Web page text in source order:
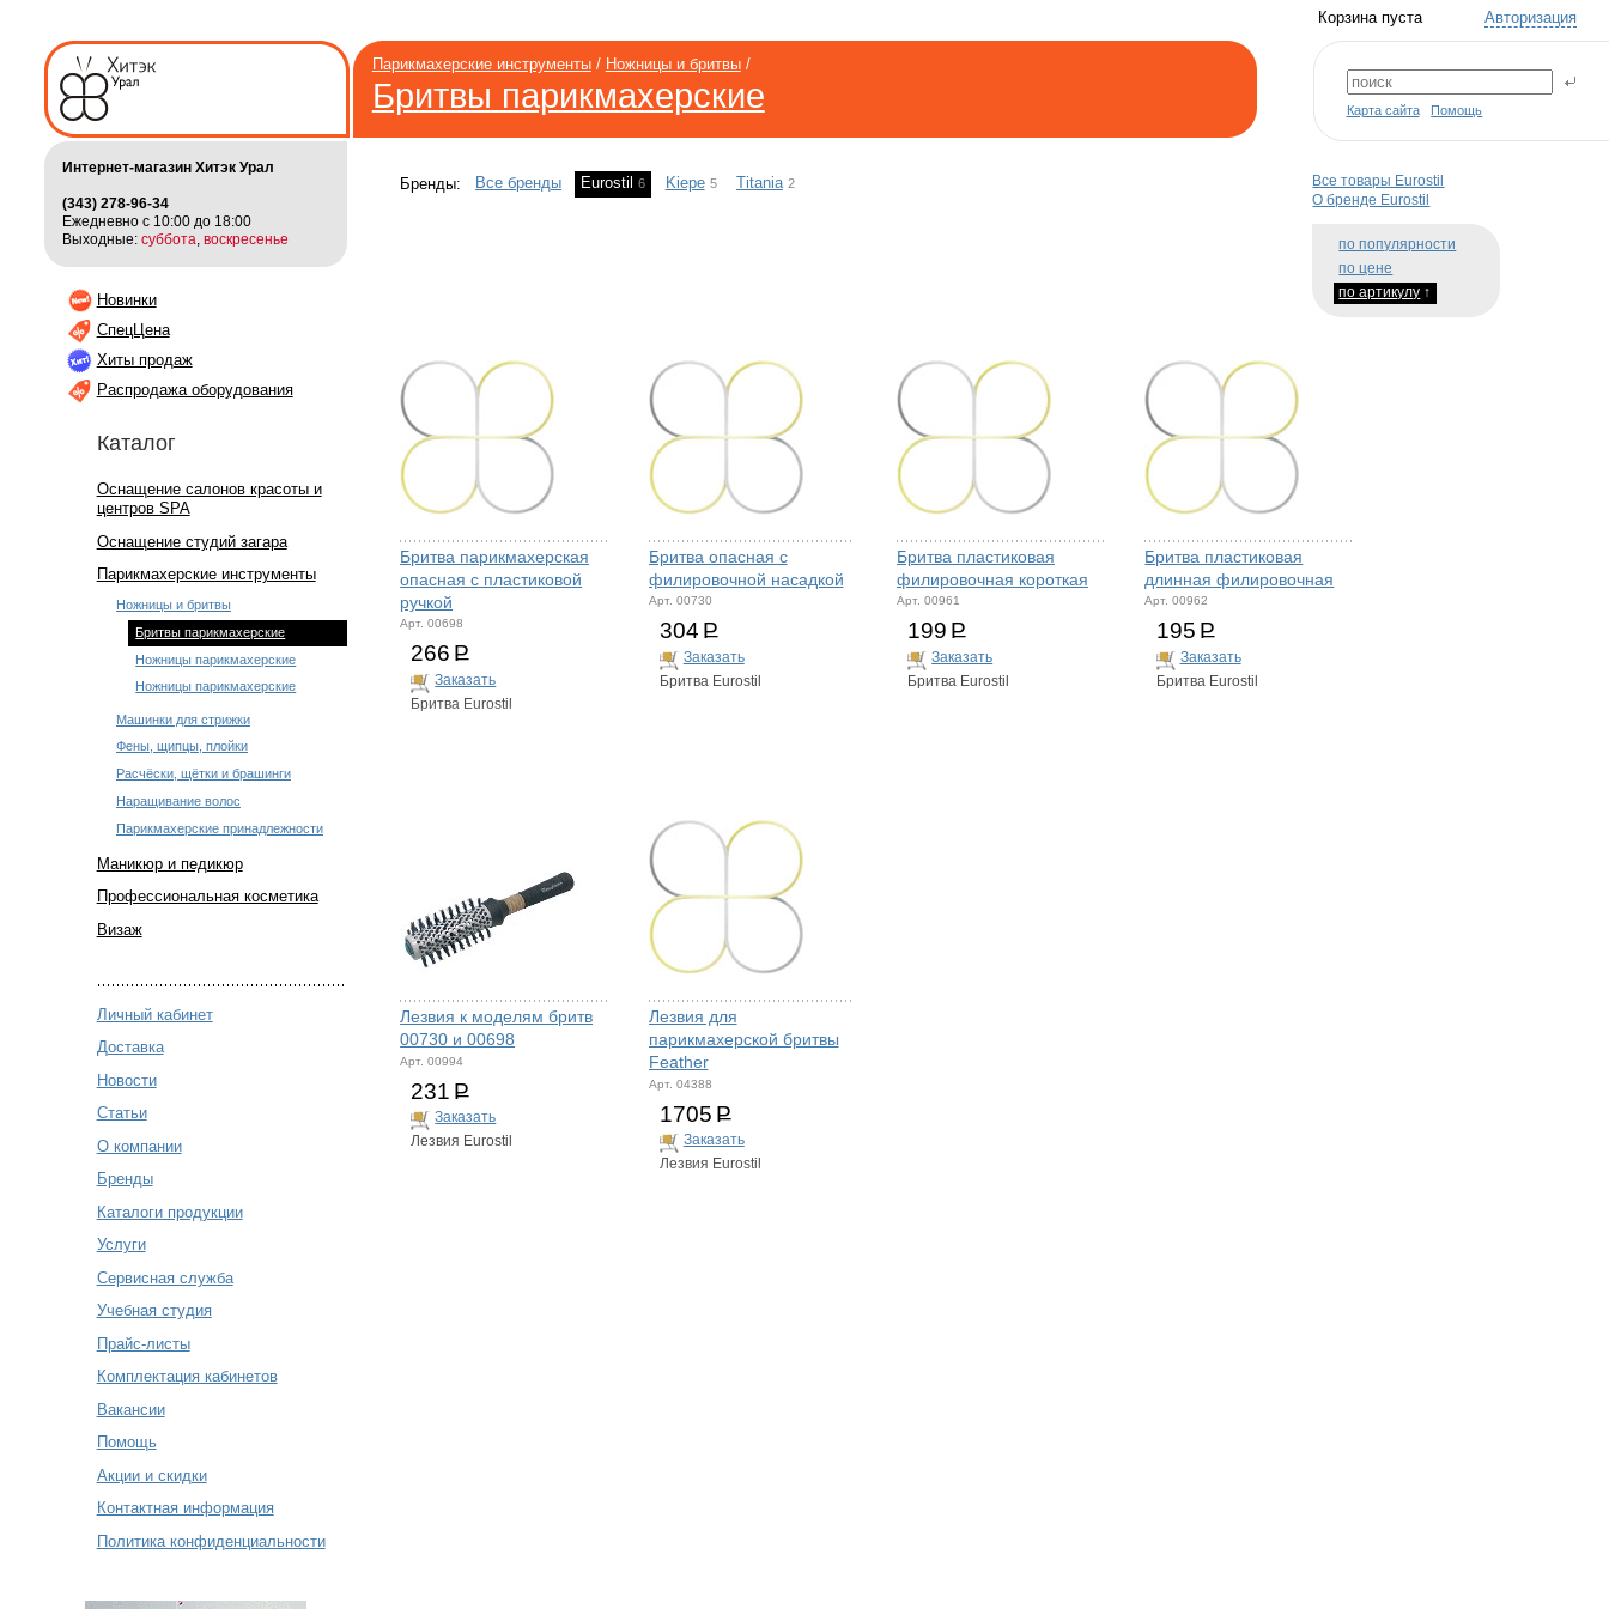
Авторизация
Корзина пуста
Карта сайта Помощь
Парикмахерские инструменты/ Ножницы и бритвы/
Бритвы парикмахерские
Интернет-магазин Хитэк Урал
(343) 278-96-34
Ежедневно с 10:00 до 18:00
Выходные: суббота воскресенье
Новинки
СпецЦена
Хиты продаж
Распродажа оборудования
Каталог
Оснащение салонов красоты и
центров SPA
Оснащение студий загара
Парикмахерские инструменты
Ножницы и бритвы
Бритвы парикмахерские
Ножницы парикмахерские
Ножницы парикмахерские
Машинки для стрижки
Фены, щипцы, плойки
Расчёски, щётки и брашинги
Наращивание волос
Парикмахерские принадлежности
Маникюр и педикюр
Профессиональная косметика
Визаж
Личный кабинет
Доставка
Новости
Статьи
О компании
Бренды
Каталоги продукции
Услуги
Сервисная служба
Учебная студия
Прайс-листы
Комплектация кабинетов
Вакансии
Помощь
Акции и скидки
Контактная информация
Политика конфиденциальности
Все товары Eurostil
О бренде Eurostil
по популярности
по цене
по артикулу ↑
Бренды: Все бренды Eurostil6 Kiepe 5 Titania 2
Бритва парикмахерская
опасная с пластиковой
ручкой
Арт. 00698
266 Р
Заказать
Бритва Eurostil
Бритва опасная с
филировочной насадкой
Арт. 00730
304 Р
Заказать
Бритва Eurostil
Бритва пластиковая
филировочная короткая
Арт. 00961
199 Р
Заказать
Бритва Eurostil
Бритва пластиковая
длинная филировочная
Арт. 00962
195 Р
Заказать
Бритва Eurostil
Лезвия к моделям бритв
00730 и 00698
Арт. 00994
231 Р
Заказать
Лезвия Eurostil
Лезвия для
парикмахерской бритвы
Feather
Арт. 04388
1705 Р
Заказать
Лезвия Eurostil